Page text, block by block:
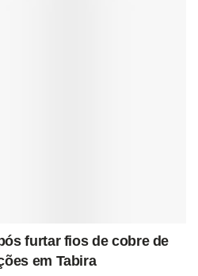
furtar fios de cobre de
em Tabira